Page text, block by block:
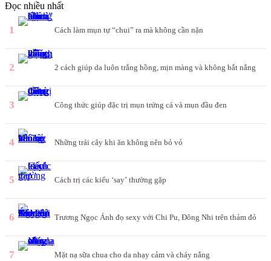
Đọc nhiều nhất
1 Cách làm mụn tự “chui” ra mà không cần nặn
2 2 cách giúp da luôn trắng hồng, mịn màng và không bắt nắng
3 Công thức giúp đặc trị mụn trứng cá và mụn đầu đen
4 Những trái cây khi ăn không nên bỏ vỏ
5 Cách trị các kiểu ‘say’ thường gặp
6 Trương Ngọc Ánh đọ sexy với Chi Pu, Đông Nhi trên thảm đỏ
7 Mặt nạ sữa chua cho da nhạy cảm và cháy nắng